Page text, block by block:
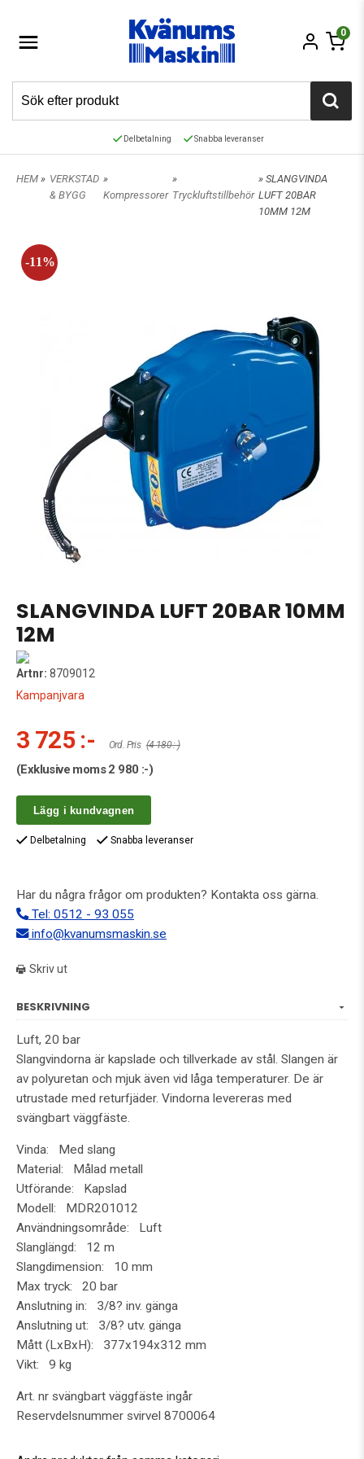
0
Delbetalning Snabba leveranser
HEM » VERKSTAD
& BYGG
»
Kompressorer
»
Tryckluftstillbehör
» SLANGVINDA
LUFT 20BAR
10MM 12M
SLANGVINDA LUFT 20BAR 10MM
12M
Artnr: 8709012
Kampanjvara
3 725 :- Ord. Pris (4 180 :-)
(Exklusive moms2 980 :-)
Lägg i kundvagnen
Delbetalning Snabba leveranser
Har du några frågor om produkten? Kontakta oss gärna.
Tel: 0512 - 93 055
info@kvanumsmaskin.se
Skriv ut
BESKRIVNING
Luft, 20 bar
Slangvindorna är kapslade och tillverkade av stål. Slangen är
av polyuretan och mjuk även vid låga temperaturer. De är
utrustade med returfjäder. Vindorna levereras med
svängbart väggfäste.
Vinda: Med slang
Material: Målad metall
Utförande: Kapslad
Modell: MDR201012
Användningsområde: Luft
Slanglängd: 12 m
Slangdimension: 10 mm
Max tryck: 20 bar
Anslutning in: 3/8? inv. gänga
Anslutning ut: 3/8? utv. gänga
Mått (LxBxH): 377x194x312 mm
Vikt: 9 kg
Art. nr svängbart väggfäste ingår
Reservdelsnummer svirvel 8700064